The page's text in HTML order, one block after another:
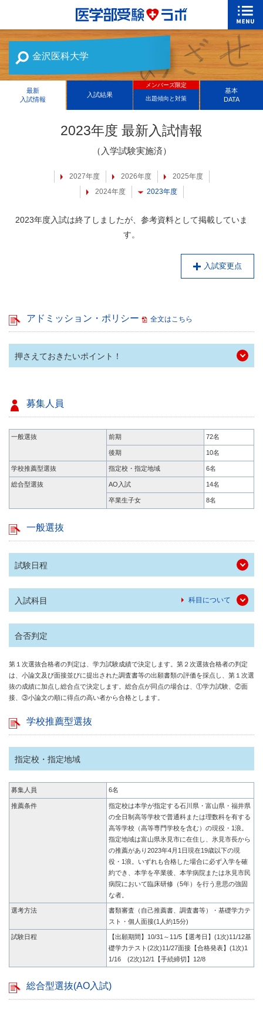
金沢医科大学
最新
入試情報
入試結果
出題傾向と対策
メンバーズ限定
基本
DATA
2023年度 最新入試情報
（入学試験実施済）
2027年度 2026年度
2025年度
2024年度
2023年度
2023年度入試は終了しましたが、参考資料として掲載していま
す。
入試変更点
アドミッション・ポリシー 全文はこちら
押さえておきたいポイント！
募集人員
一般選抜 前期 72名
後期 10名
学校推薦型選抜 指定校・指定地域 6名
総合型選抜 AO入試 14名
卒業生子女 8名
一般選抜
試験日程
入試科目 科目について
合否判定
第１次選抜合格者の判定は、学力試験成績で決定します。第２次選抜合格者の判定
は、小論文及び面接並びに提出された調査書等の出願書類の評価を採点し、第１次選
抜の成績に加点し総合点で決定します。総合点が同点の場合は、①学力試験、②面
接、③小論文の順に得点の高い者から合格とします。
学校推薦型選抜
指定校・指定地域
募集人員 6名
推薦条件
指定校は本学が指定する石川県・富山県・福井県
の全日制高等学校で普通科または理数科を有する
高等学校（高等専門学校を含む）の現役・1浪。
指定地域は富山県氷見市に在住し、氷見市長から
の推薦があり2023年4月1日現在19歳以下の現
役・1浪。いずれも合格した場合に必ず入学を確
約でき、本学を卒業後、本学病院または氷見市民
病院において臨床研修（5年）を行う意思の強固
な者。
選考方法
書類審査（自己推薦書、調査書等）・基礎学力テ
スト・個人面接(1人約15分)
試験日程
【出願期間】10/31～11/5【選考日】(1次)11/12基
礎学力テスト(2次)11/27面接【合格発表】(1次)1
1/16 (2次)12/1【手続締切】12/8
総合型選抜(AO入試)